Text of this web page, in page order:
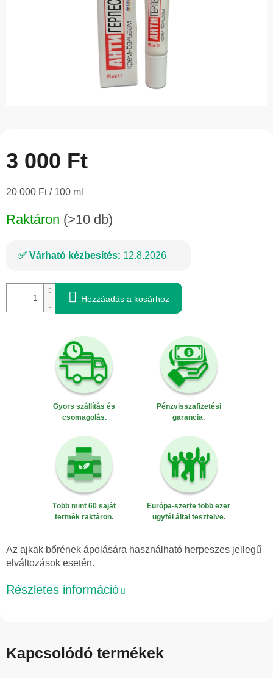
3 000 Ft
Egységár:
20 000 Ft / 100 ml
Raktáron (>10 db)
Várható kézbesítés: 12.8.2026
Hozzáadás a kosárhoz
Gyors szállítás és
csomagolás.
Pénzvisszafizetési
garancia.
Több mint 60 saját
termék raktáron.
Európa-szerte több ezer
ügyfél által tesztelve.
Az ajkak bőrének ápolására használható herpeszes jellegű
elváltozások esetén.
Részletes információ
Kapcsolódó termékek